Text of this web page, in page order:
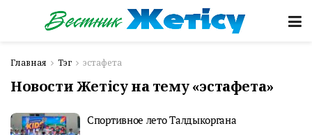
Главная Тэг эстафета
Новости Жетісу на тему «эстафета»
Спортивное лето Талдыкоргана